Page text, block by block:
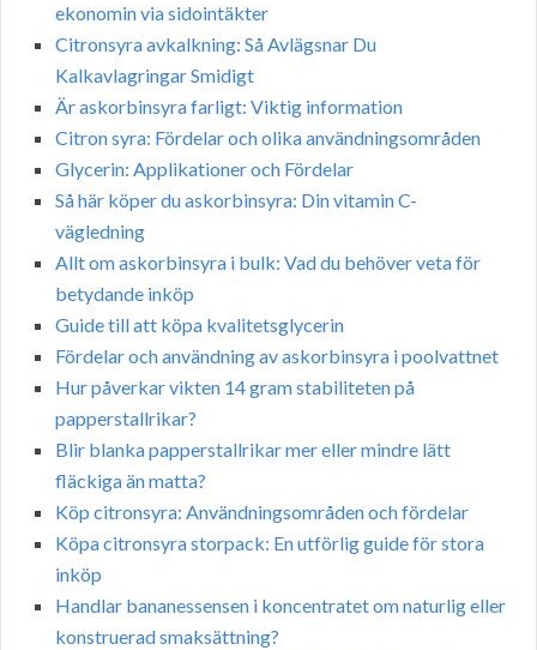
ekonomin via sidointäkter
Citronsyra avkalkning: Så Avlägsnar Du
Kalkavlagringar Smidigt
Är askorbinsyra farligt: Viktig information
Citron syra: Fördelar och olika användningsområden
Glycerin: Applikationer och Fördelar
Så här köper du askorbinsyra: Din vitamin C-
vägledning
Allt om askorbinsyra i bulk: Vad du behöver veta för
betydande inköp
Guide till att köpa kvalitetsglycerin
Fördelar och användning av askorbinsyra i poolvattnet
Hur påverkar vikten 14 gram stabiliteten på
papperstallrikar?
Blir blanka papperstallrikar mer eller mindre lätt
fläckiga än matta?
Köp citronsyra: Användningsområden och fördelar
Köpa citronsyra storpack: En utförlig guide för stora
inköp
Handlar bananessensen i koncentratet om naturlig eller
konstruerad smaksättning?